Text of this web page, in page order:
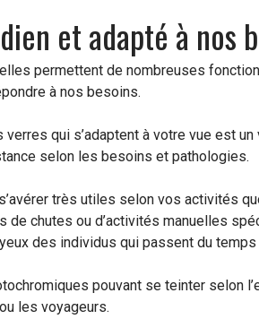
et adapté à nos
permettent de nombreuses
à nos besoins.
qui s’adaptent à votre vue est
selon les besoins et pathologies.
très utiles selon vos activités
de chutes ou d’activités manuelles
des individus qui passent du temps
pouvant se teinter selon
les voyageurs.